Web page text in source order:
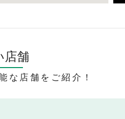
店舗
な店舗をご紹介！